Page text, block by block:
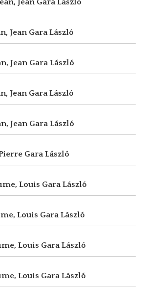
Jean Gara László
Jean Gara László
Jean Gara László
Jean Gara László
Jean Gara László
Gara László
Louis Gara László
Louis Gara László
Louis Gara László
Louis Gara László